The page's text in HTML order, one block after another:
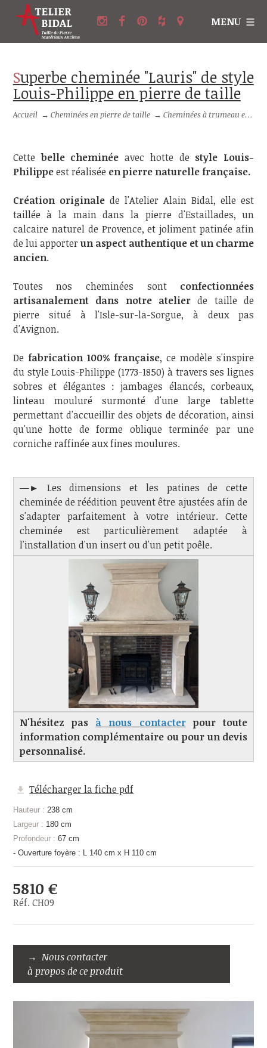
MENU
Superbe cheminée "Lauris" de style
Louis-Philippe en pierre de taille
Accueil → Cheminées en pierre de taille →Cheminées à trumeau en pierre
Cette belle cheminée avec hotte de style Louis-
Philippeest réalisée en pierre naturelle française.
Création originalede l'Atelier Alain Bidal, elle est
taillée à la main dans la pierre d'Estaillades, un
calcaire naturel de Provence, et joliment patinée afin
de lui apporter un aspect authentique et un charme
ancien.
Toutes nos cheminées sont confectionnées
artisanalement dans notre atelierde taille de
pierre situé à l'Isle-sur-la-Sorgue, à deux pas
d'Avignon.
De fabrication 100% française, ce modèle s'inspire
du style Louis-Philippe (1773-1850) à travers ses lignes
sobres et élégantes : jambages élancés, corbeaux,
linteau mouluré surmonté d'une large tablette
permettant d'accueillir des objets de décoration, ainsi
qu'une hotte de forme oblique terminée par une
corniche raffinée aux fines moulures.
—► Les dimensions et les patines de cette
cheminée de réédition peuvent être ajustées afin de
s'adapter parfaitement à votre intérieur. Cette
cheminée est particulièrement adaptée à
l'installation d'un insert ou d'un petit poêle.
N'hésitez pas à nous contacterpour toute
information complémentaire ou pour un devis
personnalisé.
Télécharger la fiche pdf
Hauteur : 238 cm
Largeur : 180 cm
Profondeur : 67 cm
- Ouverture foyère : L 140 cm x H 110 cm
5810 €
Réf. CH09
Nous contacter
à propos de ce produit